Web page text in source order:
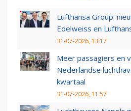
Lufthansa Group:
Edelweiss en
31-07-2026, 13:17
Meer passagiers en
Nederlandse
kwartaal
31-07-2026, 11:57